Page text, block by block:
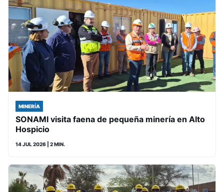
MINERÍA
SONAMI visita faena de pequeña minería en Alto
Hospicio
14 JUL 2026 | 2 MIN.